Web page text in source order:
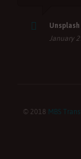
Unsplash
January
© 2018 MBS